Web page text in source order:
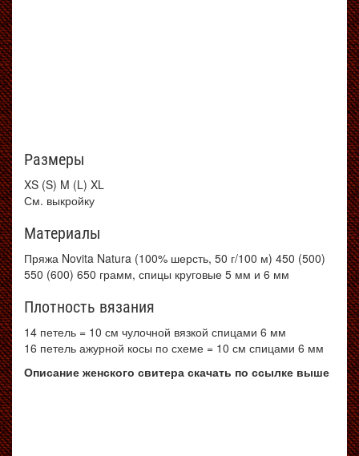
Размеры
XS (S) M (L) XL
См. выкройку
Материалы
Пряжа Novita Natura (100% шерсть, 50 г/100 м) 450 (500)
550 (600) 650 грамм, спицы круговые 5 мм и 6 мм
Плотность вязания
14 петель = 10 см чулочной вязкой спицами 6 мм
16 петель ажурной косы по схеме = 10 см спицами 6 мм
Описание женского свитера скачать по ссылке выше